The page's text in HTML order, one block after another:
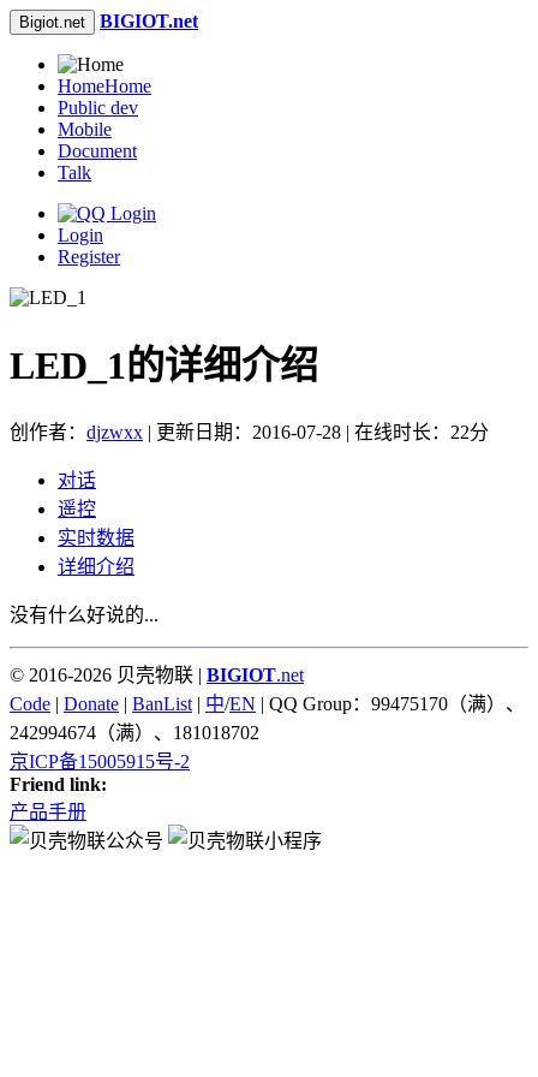
Bigiot.net BIGIOT.net
HomeHome
Public dev
Mobile
Document
Talk
Login
Register
LED_1的详细介绍
创作者： djzwxx | 更新日期：2016-07-28 | 在线时长：22分
对话
遥控
实时数据
详细介绍
没有什么好说的...
© 2016-2026 贝壳物联 | BIGIOT.net
Code | Donate | BanList | 中/EN | QQ Group：99475170（满）、
242994674（满）、181018702
京ICP备15005915号-2
Friend link:
产品手册